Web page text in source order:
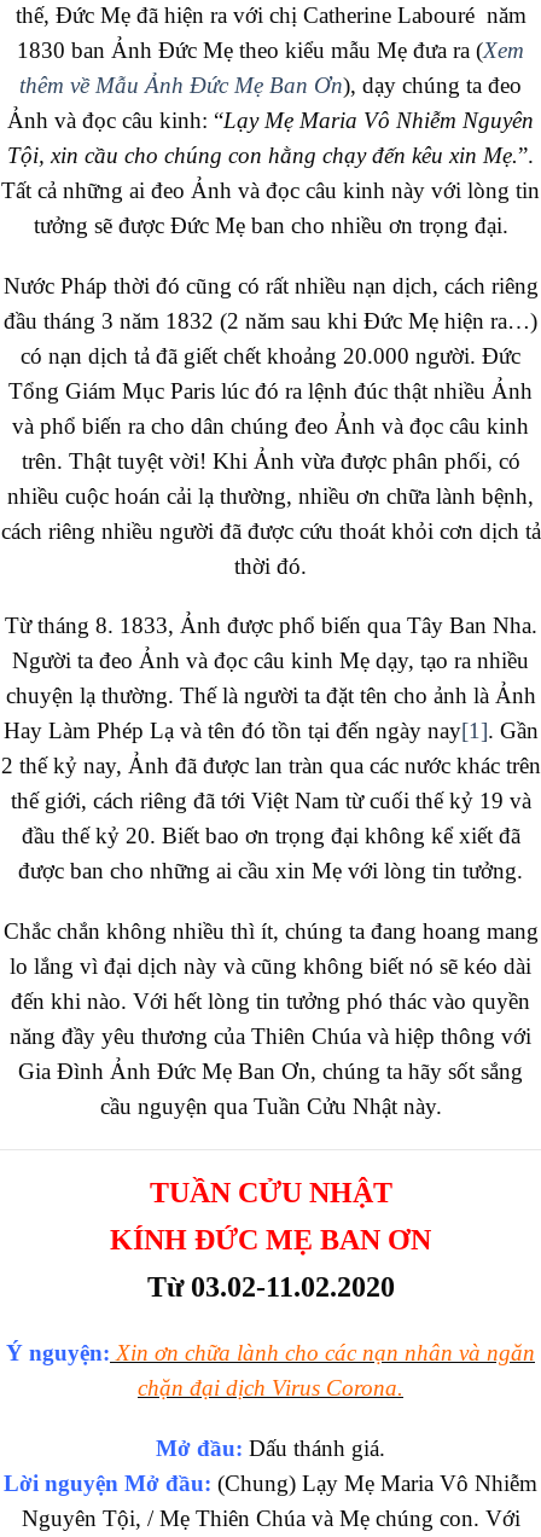
thế, Đức Mẹ đã hiện ra với chị Catherine Labouré năm
1830 ban Ảnh Đức Mẹ theo kiểu mẫu Mẹ đưa ra (Xem
thêm về Mẫu Ảnh Đức Mẹ Ban Ơn), dạy chúng ta đeo
Ảnh và đọc câu kinh: “Lạy Mẹ Maria Vô Nhiễm Nguyên
Tội, xin cầu cho chúng con hằng chạy đến kêu xin Mẹ.”.
Tất cả những ai đeo Ảnh và đọc câu kinh này với lòng tin
tưởng sẽ được Đức Mẹ ban cho nhiều ơn trọng đại.
Nước Pháp thời đó cũng có rất nhiều nạn dịch, cách riêng
đầu tháng 3 năm 1832 (2 năm sau khi Đức Mẹ hiện ra…)
có nạn dịch tả đã giết chết khoảng 20.000 người. Đức
Tổng Giám Mục Paris lúc đó ra lệnh đúc thật nhiều Ảnh
và phổ biến ra cho dân chúng đeo Ảnh và đọc câu kinh
trên. Thật tuyệt vời! Khi Ảnh vừa được phân phối, có
nhiều cuộc hoán cải lạ thường, nhiều ơn chữa lành bệnh,
cách riêng nhiều người đã được cứu thoát khỏi cơn dịch tả
thời đó.
Từ tháng 8. 1833, Ảnh được phổ biến qua Tây Ban Nha.
Người ta đeo Ảnh và đọc câu kinh Mẹ dạy, tạo ra nhiều
chuyện lạ thường. Thế là người ta đặt tên cho ảnh là Ảnh
Hay Làm Phép Lạ và tên đó tồn tại đến ngày nay[1]. Gần
2 thế kỷ nay, Ảnh đã được lan tràn qua các nước khác trên
thế giới, cách riêng đã tới Việt Nam từ cuối thế kỷ 19 và
đầu thế kỷ 20. Biết bao ơn trọng đại không kể xiết đã
được ban cho những ai cầu xin Mẹ với lòng tin tưởng.
Chắc chắn không nhiều thì ít, chúng ta đang hoang mang
lo lắng vì đại dịch này và cũng không biết nó sẽ kéo dài
đến khi nào. Với hết lòng tin tưởng phó thác vào quyền
năng đầy yêu thương của Thiên Chúa và hiệp thông với
Gia Đình Ảnh Đức Mẹ Ban Ơn, chúng ta hãy sốt sắng
cầu nguyện qua Tuần Cửu Nhật này.
TUẦN CỬU NHẬT
KÍNH ĐỨC MẸ BAN ƠN
Từ 03.02-11.02.2020
Ý nguyện: Xin ơn chữa lành cho các nạn nhân và ngăn
chặn đại dịch Virus Corona.
Mở đầu: Dấu thánh giá.
Lời nguyện Mở đầu: (Chung) Lạy Mẹ Maria Vô Nhiễm
Nguyên Tội, / Mẹ Thiên Chúa và Mẹ chúng con. Với